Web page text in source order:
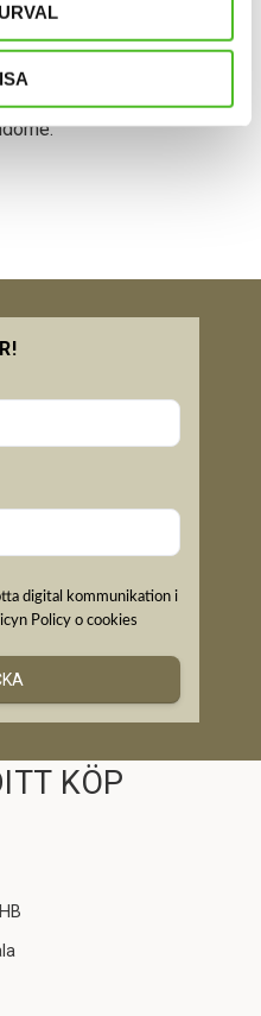
digital kommunikation i
Policy o cookies
KÖP